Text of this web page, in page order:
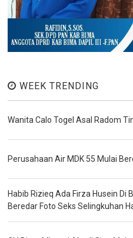
WEEK TRENDING
Wanita Calo Togel Asal Radom
Perusahaan Air MDK 55 Mulai
Habib Rizieq Ada Firza Husein Di
Beredar Foto Seks Selingkuhan